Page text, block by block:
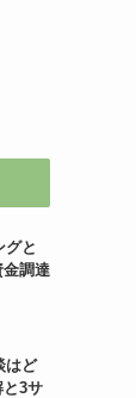
グと
調達
はど
3サ